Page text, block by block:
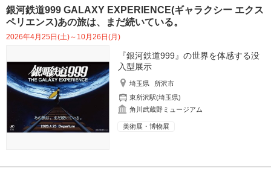
銀河鉄道999 GALAXY EXPERIENCE(ギャラクシー エクス
ペリエンス)あの旅は、まだ続いている。
2026年4月25日(土)～10月26日(月)
『銀河鉄道999』の世界を体感する没
入型展示
埼玉県
所沢市
東所沢駅(埼玉県)
角川武蔵野ミュージアム
美術展・博物展